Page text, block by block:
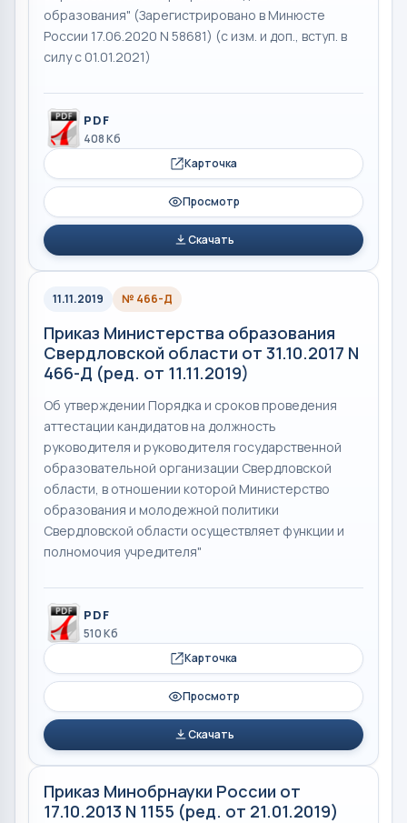
образования" (Зарегистрировано в Минюсте
России 17.06.2020 N 58681) (с изм. и доп., вступ. в
силу с 01.01.2021)
PDF
408 Кб
Карточка
Просмотр
Скачать
11.11.2019 № 466-Д
Приказ Министерства образования
Свердловской области от 31.10.2017 N
466-Д (ред. от 11.11.2019)
Об утверждении Порядка и сроков проведения
аттестации кандидатов на должность
руководителя и руководителя государственной
образовательной организации Свердловской
области, в отношении которой Министерство
образования и молодежной политики
Свердловской области осуществляет функции и
полномочия учредителя"
PDF
510 Кб
Карточка
Просмотр
Скачать
Приказ Минобрнауки России от
17.10.2013 N 1155 (ред. от 21.01.2019)